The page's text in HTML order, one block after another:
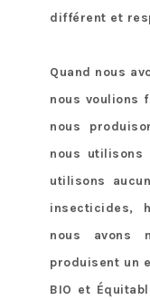
différent et
Quand nous
nous voulions
nous
nous utilisons
utilisons
insecticides,
nous avons
produisent un
BIO et